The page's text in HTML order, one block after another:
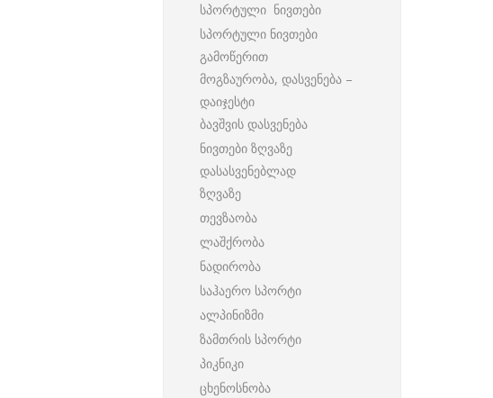
სპორტული ნივთები
სპორტული ნივთები
გამოწერით
მოგზაურობა, დასვენება –
დაიჯესტი
ბავშვის დასვენება
ნივთები ზღვაზე
დასასვენებლად
ზღვაზე
თევზაობა
ლაშქრობა
ნადირობა
საჰაერო სპორტი
ალპინიზმი
ზამთრის სპორტი
პიკნიკი
ცხენოსნობა